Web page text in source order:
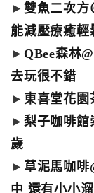
► 雙魚二次方
能減壓療癒輕
► QBee森林
去玩很不錯
► 東喜堂花園
► 梨子咖啡館
歲
► 草泥馬咖啡
中 還有小小